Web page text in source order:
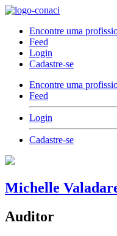
Encontre uma
Feed
Login
Cadastre-se
Encontre uma
Feed
Login
Cadastre-se
Michelle
Auditor